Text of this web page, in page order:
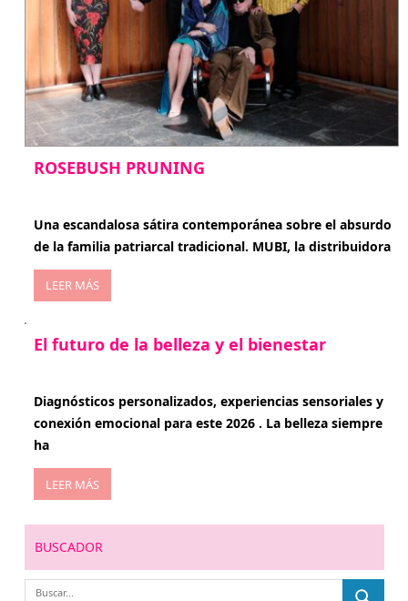
ROSEBUSH PRUNING
Una escandalosa sátira contemporánea sobre el absurdo
de la familia patriarcal tradicional. MUBI, la distribuidora
LEER MÁS
El futuro de la belleza y el bienestar
Diagnósticos personalizados, experiencias sensoriales y
conexión emocional para este 2026 . La belleza siempre
ha
LEER MÁS
BUSCADOR